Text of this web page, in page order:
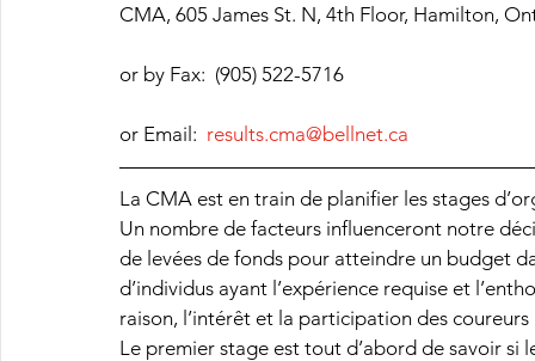
CMA, 605 James St. N, 4th Floor, Hamilton,
or by Fax:  (905) 522-5716
or Email: results.cma@bellnet.ca
La CMA est en train de planifier les stages
Un nombre de facteurs influenceront notre
de levées de fonds pour atteindre un budget
d’individus ayant l’expérience requise et
raison, l’intérêt et la participation des coureurs
Le premier stage est tout d’abord de savoir